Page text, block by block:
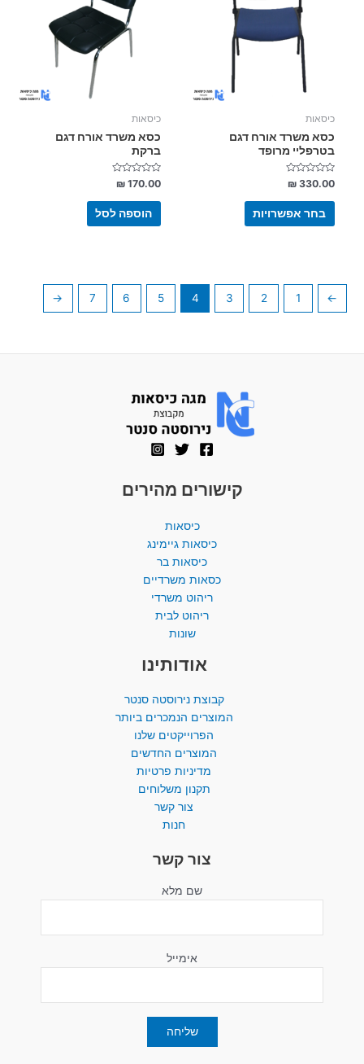
כיסאות
כסא משרד אורח דגם
בטרפליי מרופד
דורג
0
מתוך
₪330.00
בחר אפשרויות
מספר
סוגים.
ניתן
את
האפשרויות
המוצר
כיסאות
כסא משרד אורח דגם
ברקת
דורג
0
מתוך
₪170.00
הוספה לסל
→
1
2
3
4
5
6
7
←
קישורים מהירים
כיסאות
כיסאות גיימינג
כיסאות בר
כסאות משרדיים
ריהוט משרדי
ריהוט לבית
שונות
אודותינו
קבוצת נירוסטה סנטר
המוצרים הנמכרים ביותר​
הפרוייקטים שלנו
המוצרים החדשים
מדיניות פרטיות
תקנון משלוחים
צור קשר
חנות
צור קשר
שם מלא
אימייל